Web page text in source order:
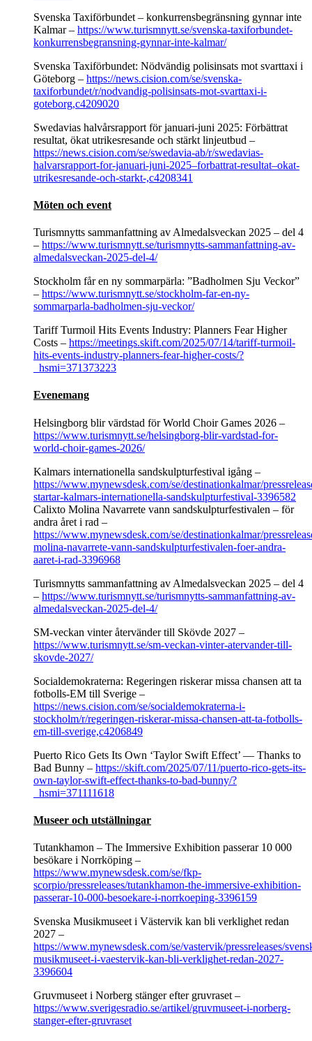
Svenska Taxiförbundet – konkurrensbegränsning gynnar inte
Kalmar – https://www.turismnytt.se/svenska-taxiforbundet-
konkurrensbegransning-gynnar-inte-kalmar/
Svenska Taxiförbundet: Nödvändig polisinsats mot svarttaxi i
Göteborg – https://news.cision.com/se/svenska-
taxiforbundet/r/nodvandig-polisinsats-mot-svarttaxi-i-
goteborg,c4209020
Swedavias halvårsrapport för januari-juni 2025: Förbättrat
resultat, ökat utrikesresande och stärkt linjeutbud –
https://news.cision.com/se/swedavia-ab/r/swedavias-
halvarsrapport-for-januari-juni-2025–forbattrat-resultat–okat-
utrikesresande-och-starkt-,c4208341
Möten och event
Turismnytts sammanfattning av Almedalsveckan 2025 – del 4
– https://www.turismnytt.se/turismnytts-sammanfattning-av-
almedalsveckan-2025-del-4/
Stockholm får en ny sommarpärla: ”Badholmen Sju Veckor”
– https://www.turismnytt.se/stockholm-far-en-ny-
sommarparla-badholmen-sju-veckor/
Tariff Turmoil Hits Events Industry: Planners Fear Higher
Costs – https://meetings.skift.com/2025/07/14/tariff-turmoil-
hits-events-industry-planners-fear-higher-costs/?
_hsmi=371373223
Evenemang
Helsingborg blir värdstad för World Choir Games 2026 –
https://www.turismnytt.se/helsingborg-blir-vardstad-for-
world-choir-games-2026/
Kalmars internationella sandskulpturfestival igång –
https://www.mynewsdesk.com/se/destinationkalmar/
startar-kalmars-internationella-sandskulpturfestival-3396582
Calixto Molina Navarrete vann sandskulpturfestivalen – för
andra året i rad –
https://www.mynewsdesk.com/se/destinationkalmar/
molina-navarrete-vann-sandskulpturfestivalen-foer-andra-
aaret-i-rad-3396968
Turismnytts sammanfattning av Almedalsveckan 2025 – del 4
– https://www.turismnytt.se/turismnytts-sammanfattning-av-
almedalsveckan-2025-del-4/
SM-veckan vinter återvänder till Skövde 2027 –
https://www.turismnytt.se/sm-veckan-vinter-atervander-till-
skovde-2027/
Socialdemokraterna: Regeringen riskerar missa chansen att ta
fotbolls-EM till Sverige –
https://news.cision.com/se/socialdemokraterna-i-
stockholm/r/regeringen-riskerar-missa-chansen-att-ta-fotbolls-
em-till-sverige,c4206849
Puerto Rico Gets Its Own ‘Taylor Swift Effect’ — Thanks to
Bad Bunny – https://skift.com/2025/07/11/puerto-rico-gets-its-
own-taylor-swift-effect-thanks-to-bad-bunny/?
_hsmi=371111618
Museer och utställningar
Tutankhamon – The Immersive Exhibition passerar 10 000
besökare i Norrköping –
https://www.mynewsdesk.com/se/fkp-
scorpio/pressreleases/tutankhamon-the-immersive-exhibition-
passerar-10-000-besoekare-i-norrkoeping-3396159
Svenska Musikmuseet i Västervik kan bli verklighet redan
2027 –
https://www.mynewsdesk.com/se/vastervik/pressreleases/
musikmuseet-i-vaestervik-kan-bli-verklighet-redan-2027-
3396604
Gruvmuseet i Norberg stänger efter gruvraset –
https://www.sverigesradio.se/artikel/gruvmuseet-i-norberg-
stanger-efter-gruvraset